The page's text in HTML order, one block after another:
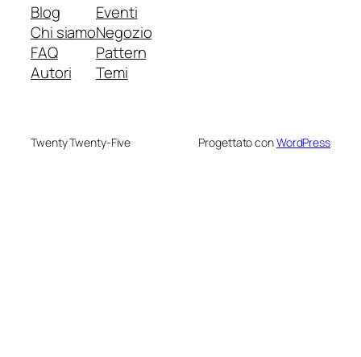
Blog
Chi siamo
FAQ
Autori
Eventi
Negozio
Pattern
Temi
Twenty Twenty-Five Progettato conWordPress